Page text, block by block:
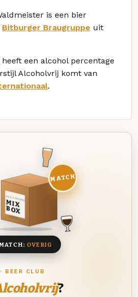
is een bier
Bitburger Braugruppe uit
heeft een alcohol percentage
Alcoholvrij komt van
.
BEER CLUB
?
DEZE MAAND
MIX
BOX
8 BIEREN
MATCH
OVERIG